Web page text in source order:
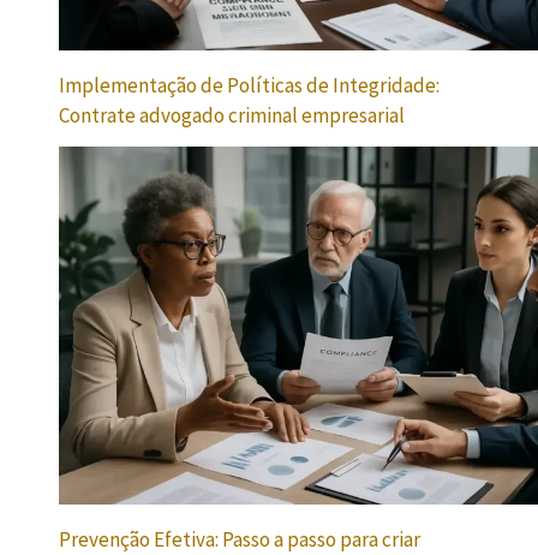
Implementação de Políticas de Integridade:
Contrate advogado criminal empresarial
Prevenção Efetiva: Passo a passo para criar